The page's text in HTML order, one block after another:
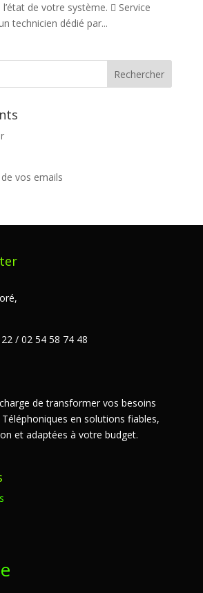
de votre système.  Service
technicien dédié par...
vos emails
/ 02 54 58 74 48
de transformer vos besoins
en solutions fiables,
et adaptées à votre budget.